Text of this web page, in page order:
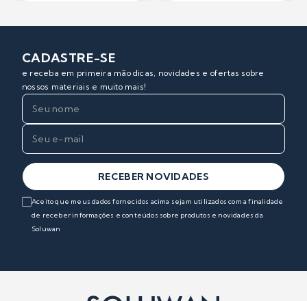
CADASTRE-SE
e receba em primeira mão dicas, novidades e ofertas sobre
nossos materiais e muito mais!
RECEBER NOVIDADES
Aceito que meus dados fornecidos acima sejam utilizados com a finalidade
de receber informações e conteúdos sobre produtos e novidades da
Soluwan